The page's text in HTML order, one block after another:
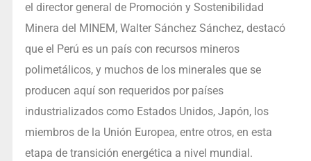
el director general de Promoción y Sostenibilidad
Minera del MINEM, Walter Sánchez Sánchez, destacó
que el Perú es un país con recursos mineros
polimetálicos, y muchos de los minerales que se
producen aquí son requeridos por países
industrializados como Estados Unidos, Japón, los
miembros de la Unión Europea, entre otros, en esta
etapa de transición energética a nivel mundial.